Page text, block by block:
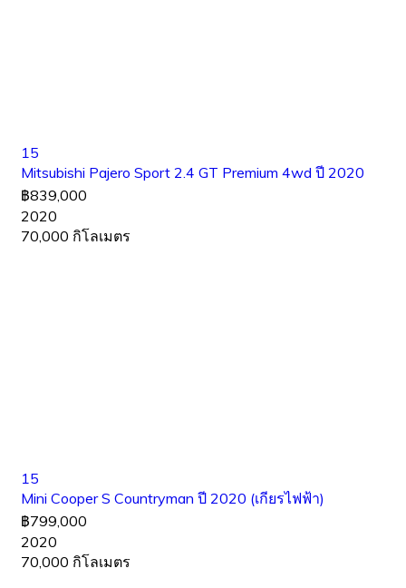
15
Mitsubishi Pajero Sport 2.4 GT Premium 4wd ปี 2020
฿839,000
2020
70,000 กิโลเมตร
15
Mini Cooper S Countryman ปี 2020 (เกียรไฟฟ้า)
฿799,000
2020
70,000 กิโลเมตร